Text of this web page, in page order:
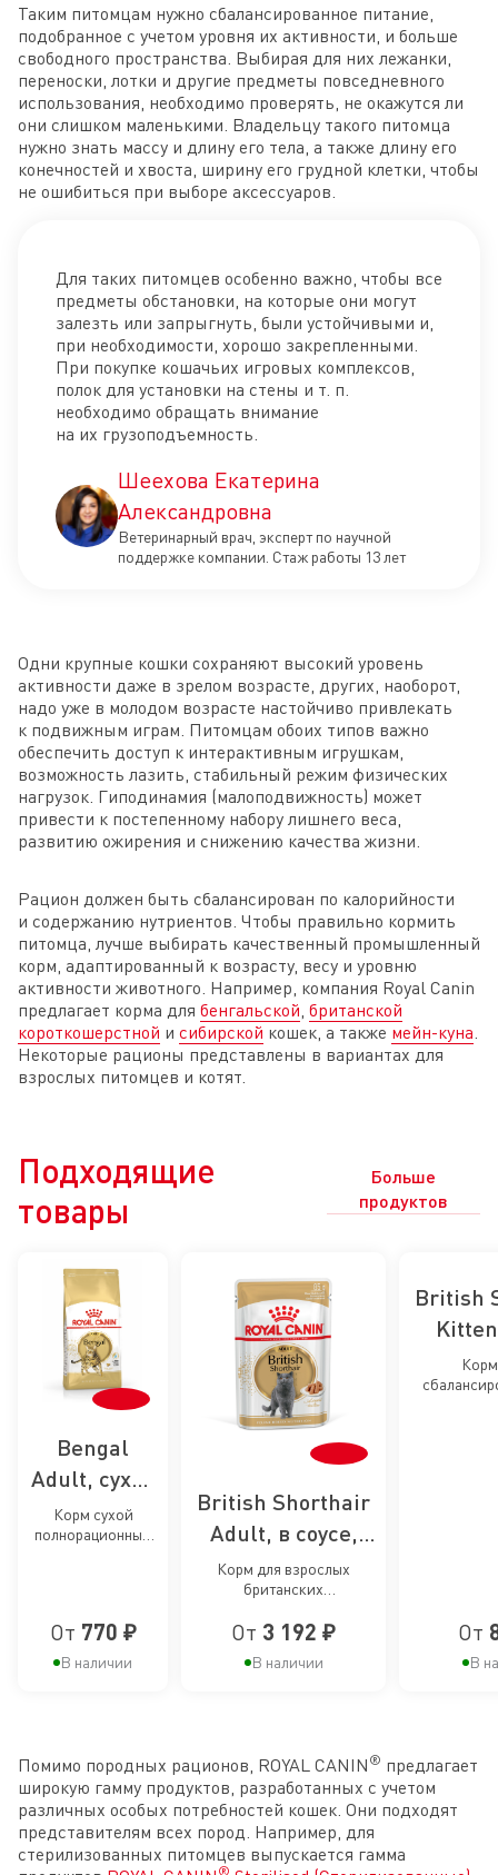
Таким питомцам нужно сбалансированное питание,
подобранное с учетом уровня их активности, и больше
свободного пространства. Выбирая для них лежанки,
переноски, лотки и другие предметы повседневного
использования, необходимо проверять, не окажутся ли
они слишком маленькими. Владельцу такого питомца
нужно знать массу и длину его тела, а также длину его
конечностей и хвоста, ширину его грудной клетки, чтобы
не ошибиться при выборе аксессуаров.
Для таких питомцев особенно важно, чтобы все
предметы обстановки, на которые они могут
залезть или запрыгнуть, были устойчивыми и,
при необходимости, хорошо закрепленными.
При покупке кошачьих игровых комплексов,
полок для установки на стены и т. п.
необходимо обращать внимание
на их грузоподъемность.
Шеехова Екатерина
Александровна
Ветеринарный врач, эксперт по научной
поддержке компании. Стаж работы 13 лет
Одни крупные кошки сохраняют высокий уровень
активности даже в зрелом возрасте, других, наоборот,
надо уже в молодом возрасте настойчиво привлекать
к подвижным играм. Питомцам обоих типов важно
обеспечить доступ к интерактивным игрушкам,
возможность лазить, стабильный режим физических
нагрузок. Гиподинамия (малоподвижность) может
привести к постепенному набору лишнего веса,
развитию ожирения и снижению качества жизни.
Рацион должен быть сбалансирован по калорийности
и содержанию нутриентов. Чтобы правильно кормить
питомца, лучше выбирать качественный промышленный
корм, адаптированный к возрасту, весу и уровню
активности животного. Например, компания Royal Canin
предлагает корма для бенгальской британской
короткошерстной и сибирской кошек, а также мейн-куна
Некоторые рационы представлены в вариантах для
взрослых питомцев и котят.
Подходящие
товары
Больше
продуктов
Bengal
Adult, сухой
корм для
кошек
Корм сухой
полнорационный
породы старше 12
месяцев
От 770 ₽
В наличии
British Shorthair
Adult, в соусе,
корм для
британских
короткошерстных
кошек
Корм для взрослых
британских
соус
От 3 192 ₽
В наличии
British
От
В
Помимо породных рационов, ROYAL CANIN ® предлагает
широкую гамму продуктов, разработанных с учетом
различных особых потребностей кошек. Они подходят
представителям всех пород. Например, для
стерилизованных питомцев выпускается гамма
®